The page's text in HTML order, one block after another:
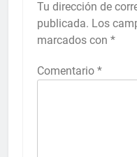
Tu dirección de
publicada. Los
marcados con *
Comentario *